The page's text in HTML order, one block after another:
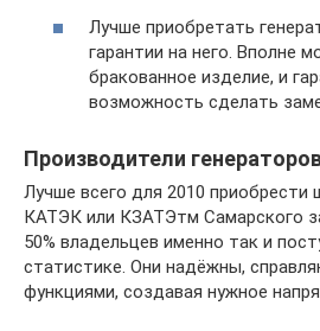
Лучше приобретать
гарантии на него. Вполне
бракованное изделие, и
возможность сделать
Производители
Лучше всего для 2010 приобрести
КАТЭК или КЗАТЭтм Самарского
50% владельцев именно так и
статистике. Они надёжны,
функциями, создавая нужное